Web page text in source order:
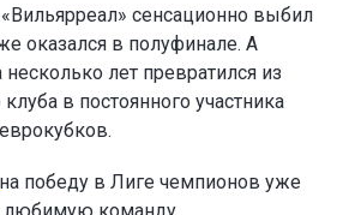
сенсационно выбил
оказался в полуфинале. А
лет превратился из
в постоянного участника
на победу в Лиге чемпионов уже